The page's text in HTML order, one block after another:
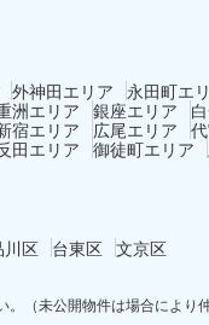
外神田エリア
永田町エ
洲エリア 銀座エリア
宿エリア 広尾エリア
田エリア 御徒町エリア
川区 台東区 文京区
（未公開物件は場合により